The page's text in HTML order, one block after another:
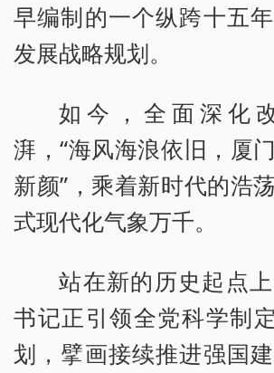
早编制的一个纵跨十五
发展战略规划。
如今，全面深化
湃，“海风海浪依旧，厦
新颜”，乘着新时代的浩
式现代化气象万千。
站在新的历史起点
书记正引领全党科学制
划，擘画接续推进强国